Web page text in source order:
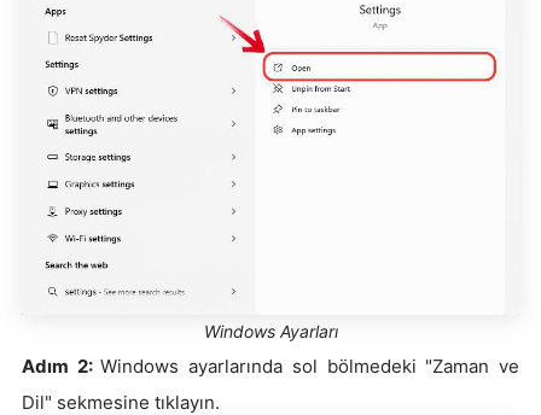
Windows Ayarları
Adım 2:Windows ayarlarında sol bölmedeki "Zaman ve
Dil" sekmesine tıklayın.